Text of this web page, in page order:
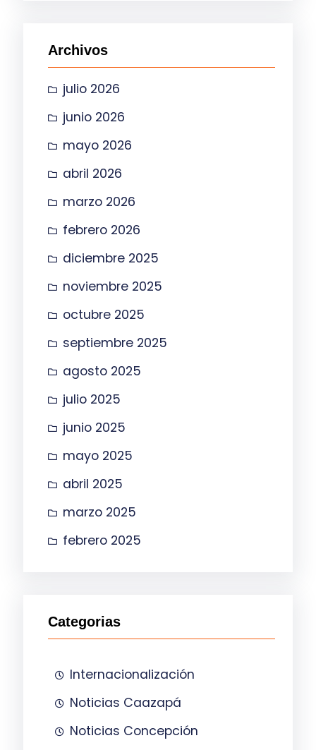
a
Archivos
julio 2026
junio 2026
mayo 2026
abril 2026
marzo 2026
febrero 2026
diciembre 2025
noviembre 2025
octubre 2025
septiembre 2025
agosto 2025
julio 2025
junio 2025
mayo 2025
abril 2025
marzo 2025
febrero 2025
Categorias
Internacionalización
Noticias Caazapá
Noticias Concepción